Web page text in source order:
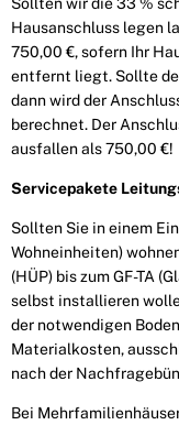
Hausanschluss legen
750,00 €, sofern Ihr
entfernt liegt. Sollte
dann wird der
berechnet. Der
ausfallen als 750,00 €!
Servicepakete
Sollten Sie in einem
Wohneinheiten)
(HÜP) bis zum GF-TA
selbst installieren
der notwendigen
Materialkosten,
nach der
Bei